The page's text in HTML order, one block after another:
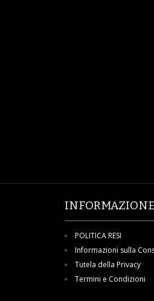
INFORMAZIONE
POLITICA RESI
Informazioni sulla
Tutela della Privacy
Termini e Condizioni